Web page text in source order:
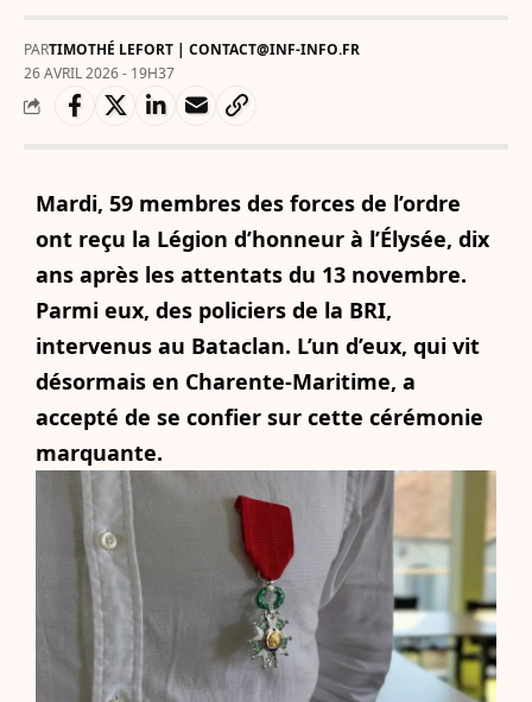
PARTIMOTHÉ LEFORT | CONTACT@INF-INFO.FR
26 AVRIL 2026 - 19H37
Mardi, 59 membres des forces de l’ordre
ont reçu la Légion d’honneur à l’Élysée, dix
ans après les attentats du 13 novembre.
Parmi eux, des policiers de la BRI,
intervenus au Bataclan. L’un d’eux, qui vit
désormais en Charente-Maritime, a
accepté de se confier sur cette cérémonie
marquante.